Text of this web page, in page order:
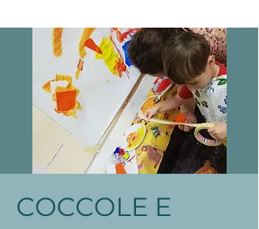
COCCOLE E